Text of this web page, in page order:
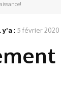
y'a : 5 février 2020